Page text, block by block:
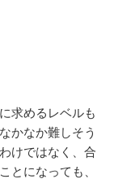
求めるレベルも
かなか難しそう
けではなく、合
とになっても、